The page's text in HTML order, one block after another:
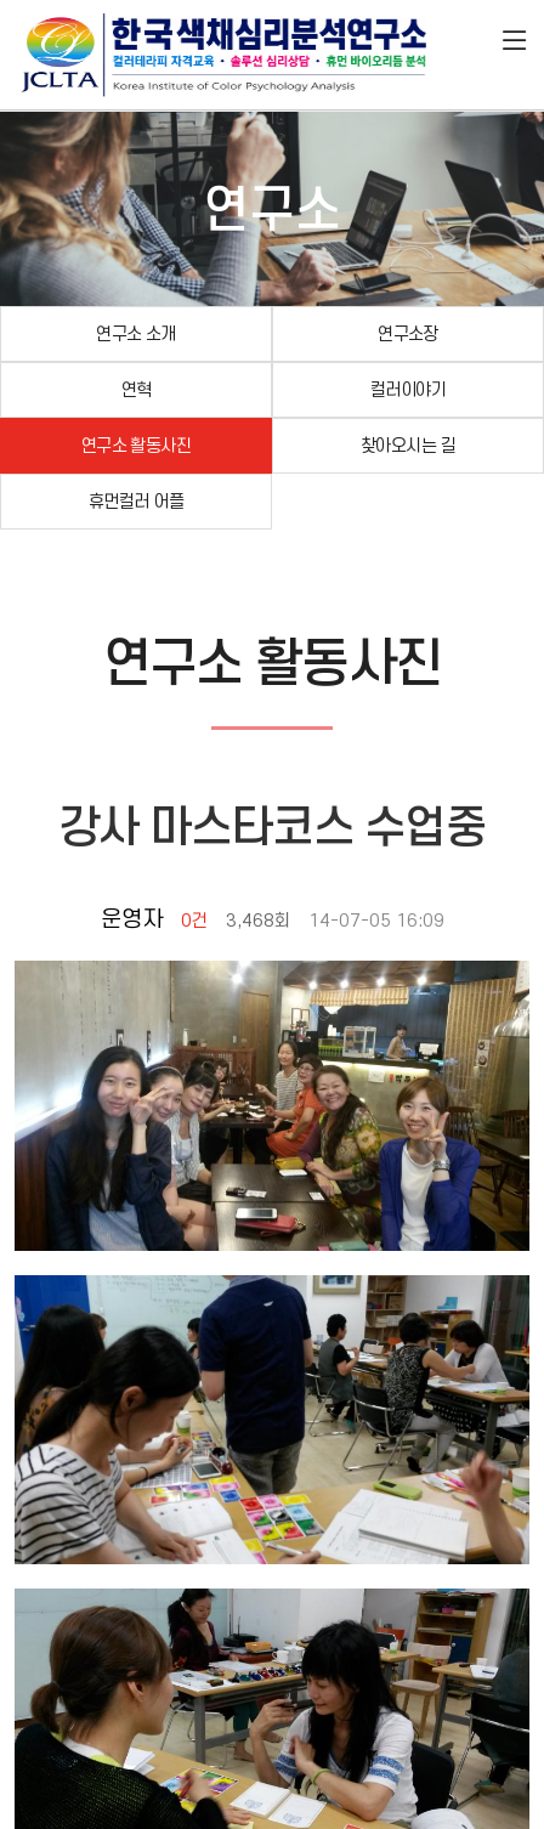
연구소
연구소 소개 연구소장
연혁 컬러이야기
연구소 활동사진 찾아오시는 길
휴먼컬러 어플
연구소 활동사진
강사 마스타코스 수업중
운영자 0건 3,468회 14-07-05 16:09